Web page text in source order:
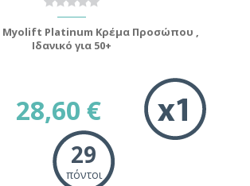
Myolift Platinum Κρέμα Προσώπου ,
Ιδανικό για 50+
28,60 €
29
πόντοι